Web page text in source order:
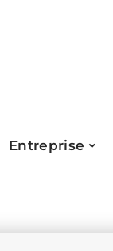
Entreprise